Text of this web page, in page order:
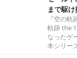
まで駆け
『空の
軌跡 the
なったゲ
本シリー